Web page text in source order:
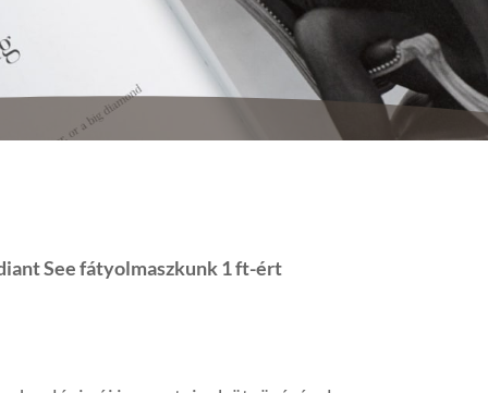
See fátyolmaszkunk 1 ft-ért